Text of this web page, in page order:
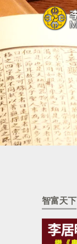
智富天下